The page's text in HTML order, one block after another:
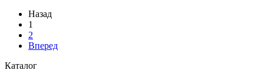
Назад
1
2
Вперед
Каталог